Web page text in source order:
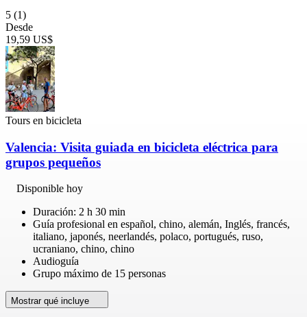
5 (1)
Desde
19,59 US$
Tours en bicicleta
Valencia: Visita guiada en bicicleta eléctrica para
grupos pequeños
Disponible hoy
Duración: 2 h 30 min
Guía profesional en español, chino, alemán, Inglés, francés,
italiano, japonés, neerlandés, polaco, portugués, ruso,
ucraniano, chino, chino
Audioguía
Grupo máximo de 15 personas
Mostrar qué incluye